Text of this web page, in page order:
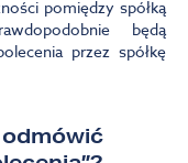
pomiędzy spółką
będą
przez spółkę
odmówić